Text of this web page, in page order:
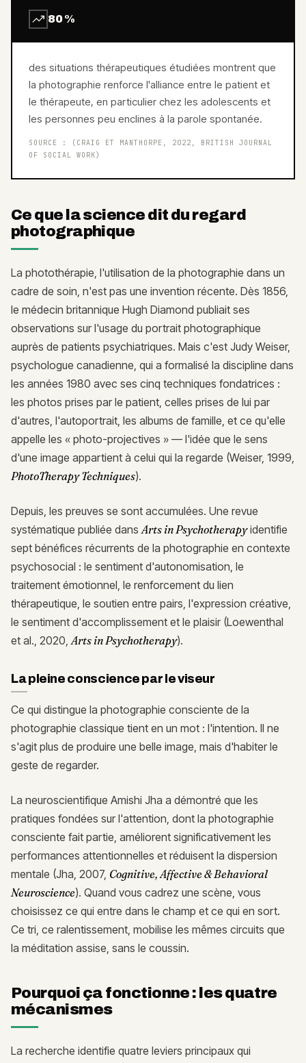
80 %
des situations thérapeutiques étudiées montrent que
la photographie renforce l'alliance entre le patient et
le thérapeute, en particulier chez les adolescents et
les personnes peu enclines à la parole spontanée.
SOURCE :
(CRAIG ET MANTHORPE, 2022, BRITISH JOURNAL
OF SOCIAL WORK)
Ce que la science dit du regard
photographique
La photothérapie, l'utilisation de la photographie dans un
cadre de soin, n'est pas une invention récente. Dès 1856,
le médecin britannique Hugh Diamond publiait ses
observations sur l'usage du portrait photographique
auprès de patients psychiatriques. Mais c'est Judy Weiser,
psychologue canadienne, qui a formalisé la discipline dans
les années 1980 avec ses cinq techniques fondatrices :
les photos prises par le patient, celles prises de lui par
d'autres, l'autoportrait, les albums de famille, et ce qu'elle
appelle les « photo-projectives » — l'idée que le sens
d'une image appartient à celui qui la regarde (Weiser, 1999,
PhotoTherapy Techniques).
Depuis, les preuves se sont accumulées. Une revue
systématique publiée dansArts in Psychotherapyidentifie
sept bénéfices récurrents de la photographie en contexte
psychosocial : le sentiment d'autonomisation, le
traitement émotionnel, le renforcement du lien
thérapeutique, le soutien entre pairs, l'expression créative,
le sentiment d'accomplissement et le plaisir (Loewenthal
et al., 2020,Arts in Psychotherapy).
La pleine conscience par le viseur
Ce qui distingue la photographie consciente de la
photographie classique tient en un mot : l'intention. Il ne
s'agit plus de produire une belle image, mais d'habiter le
geste de regarder.
La neuroscientifique Amishi Jha a démontré que les
pratiques fondées sur l'attention, dont la photographie
consciente fait partie, améliorent significativement les
performances attentionnelles et réduisent la dispersion
mentale (Jha, 2007, Cognitive, Affective & Behavioral
Neuroscience). Quand vous cadrez une scène, vous
choisissez ce qui entre dans le champ et ce qui en sort.
Ce tri, ce ralentissement, mobilise les mêmes circuits que
la méditation assise, sans le coussin.
Pourquoi ça fonctionne : les quatre
mécanismes
La recherche identifie quatre leviers principaux qui